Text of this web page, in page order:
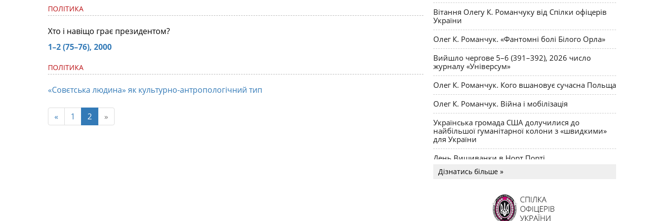
ПОЛІТИКА
Хто і навіщо грає президентом?
1–2 (75–76), 2000
ПОЛІТИКА
«Совєтська людина» як культурно-антропологічний тип
« 1 2 »
тактики
Вітання Олегу К. Романчуку від Спілки офіцерів
України
Олег К. Романчук. «Фантомні болі Білого Орла»
Вийшло чергове 5–6 (391–392), 2026 число
журналу «Універсум»
Олег К. Романчук. Кого вшановує сучасна Польща
Олег К. Романчук. Війна і мобілізація
Українська громада США долучилися до
найбільшої гуманітарної колони з «швидкими»
для України
День Вишиванки в Норт Порті
OPUS MAGNUM Олега К. Романчука
Дізнатись більше »